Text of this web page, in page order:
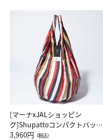
[マーナxJALショッピン
グ]Shupattoコンパクトバッグ
Drop JAL客室乗務員（LC）ス
3,960円 （税込）